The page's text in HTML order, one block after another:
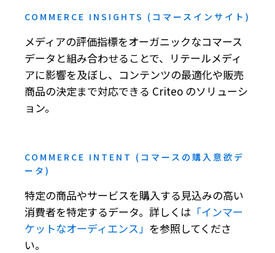
COMMERCE INSIGHTS (コマースインサイト)
メディアの評価指標をオーガニックなコマース
データと組み合わせることで、リテールメディ
アに影響を及ぼし、コンテンツの最適化や販売
商品の決定まで対応できる Criteo のソリューシ
ョン。
COMMERCE INTENT (コマースの購入意欲デ
ータ)
特定の商品やサービスを購入する見込みの高い
消費者を特定するデータ。詳しくは 「インマー
ケットなオーディエンス」 を参照してくださ
い。